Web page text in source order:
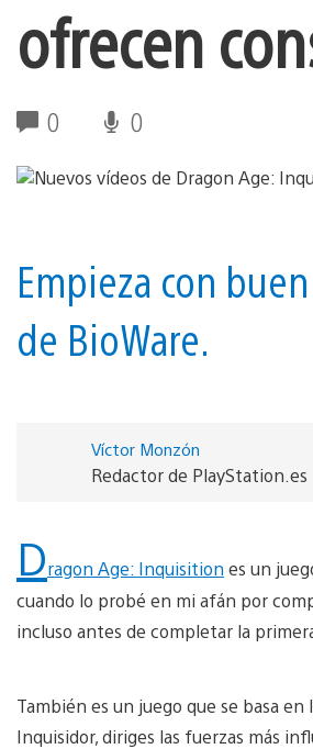
ofrecen
0 0
Empieza con
de BioWare.
Víctor Monzón
Redactor de PlayStation.es
Dragon Age: Inquisition es un
cuando lo probé en mi afán por
incluso antes de completar la
También es un juego que se basa
Inquisidor, diriges las fuerzas más